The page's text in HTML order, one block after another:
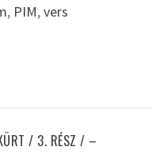
, PIM,vers
/ 3. RÉSZ / –